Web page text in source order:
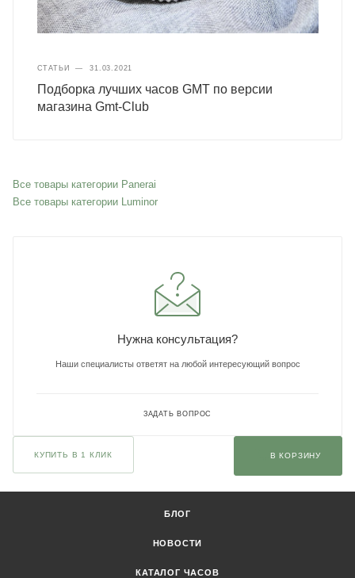
СТАТЬИ — 31.03.2021
Подборка лучших часов GMT по версии
магазина Gmt-Club
Все товары категории Panerai
Все товары категории Luminor
Нужна консультация?
Наши специалисты ответят на любой интересующий вопрос
ЗАДАТЬ ВОПРОС
КУПИТЬ В 1 КЛИК В КОРЗИНУ
БЛОГ
НОВОСТИ
КАТАЛОГ ЧАСОВ